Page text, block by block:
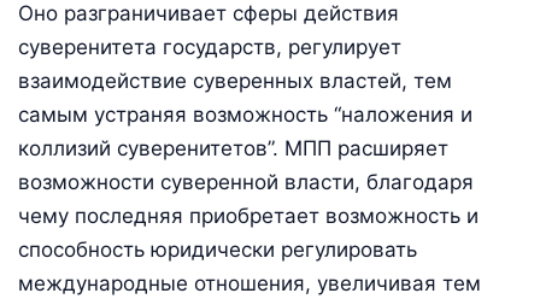
Оно разграничивает сферы действия
суверенитета государств, регулирует
взаимодействие суверенных властей, тем
самым устраняя возможность “наложения и
коллизий суверенитетов”. МПП расширяет
возможности суверенной власти, благодаря
чему последняя приобретает возможность и
способность юридически регулировать
международные отношения, увеличивая тем